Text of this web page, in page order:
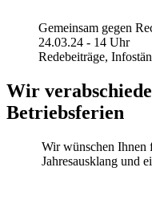
Gemeinsam gegen
24.03.24 - 14 Uhr
Redebeiträge,
Wir
Betriebsferien
Wir wünschen Ihnen
Jahresausklang und